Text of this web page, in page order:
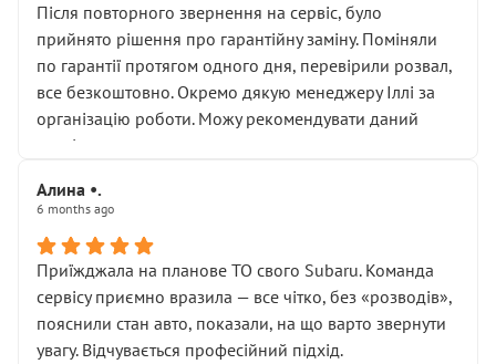
Після повторного звернення на сервіс, було
прийнято рішення про гарантійну заміну. Поміняли
по гарантії протягом одного дня, перевірили розвал,
все безкоштовно. Окремо дякую менеджеру Іллі за
організацію роботи. Можу рекомендувати даний
сервіс.
Алина •.
6 months ago
Приїжджала на планове ТО свого Subaru. Команда
сервісу приємно вразила — все чітко, без «розводів»,
пояснили стан авто, показали, на що варто звернути
увагу. Відчувається професійний підхід.